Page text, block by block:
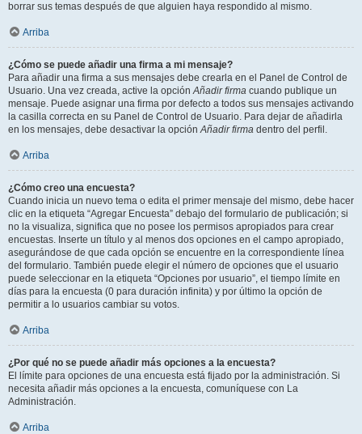
borrar sus temas después de que alguien haya respondido al mismo.
Arriba
¿Cómo se puede añadir una firma a mi mensaje?
Para añadir una firma a sus mensajes debe crearla en el Panel de Control de
Usuario. Una vez creada, active la opciónAñadir firma cuando publique un
mensaje. Puede asignar una firma por defecto a todos sus mensajes activando
la casilla correcta en su Panel de Control de Usuario. Para dejar de añadirla
en los mensajes, debe desactivar la opciónAñadir firma dentro del perfil.
Arriba
¿Cómo creo una encuesta?
Cuando inicia un nuevo tema o edita el primer mensaje del mismo, debe hacer
clic en la etiqueta “Agregar Encuesta” debajo del formulario de publicación; si
no la visualiza, significa que no posee los permisos apropiados para crear
encuestas. Inserte un título y al menos dos opciones en el campo apropiado,
asegurándose de que cada opción se encuentre en la correspondiente línea
del formulario. También puede elegir el número de opciones que el usuario
puede seleccionar en la etiqueta “Opciones por usuario”, el tiempo límite en
días para la encuesta (0 para duración infinita) y por último la opción de
permitir a lo usuarios cambiar su votos.
Arriba
¿Por qué no se puede añadir más opciones a la encuesta?
El límite para opciones de una encuesta está fijado por la administración. Si
necesita añadir más opciones a la encuesta, comuníquese con La
Administración.
Arriba